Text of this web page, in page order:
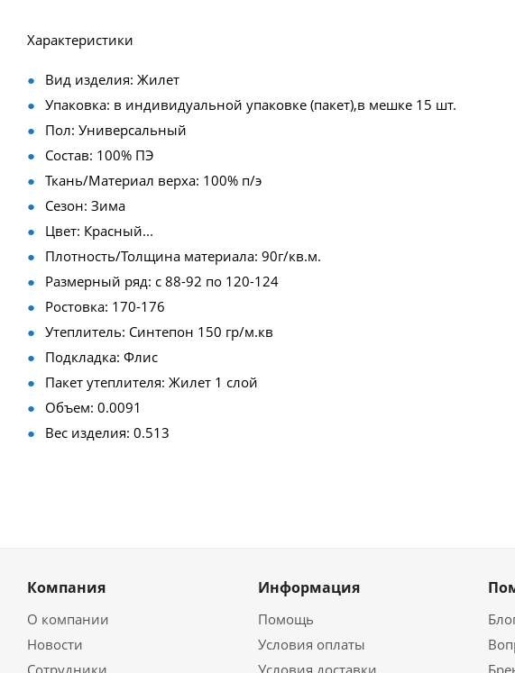
Характеристики
Вид изделия: Жилет
Упаковка: в индивидуальной упаковке (пакет),в мешке 15 шт.
Пол: Универсальный
Состав: 100% ПЭ
Ткань/Материал верха: 100% п/э
Сезон: Зима
Цвет: Красный...
Плотность/Толщина материала: 90г/кв.м.
Размерный ряд: с 88-92 по 120-124
Ростовка: 170-176
Утеплитель: Синтепон 150 гр/м.кв
Подкладка: Флис
Пакет утеплителя: Жилет 1 слой
Объем: 0.0091
Вес изделия: 0.513
Компания
О компании
Новости
Сотрудники
Информация
Помощь
Условия оплаты
Условия доставки